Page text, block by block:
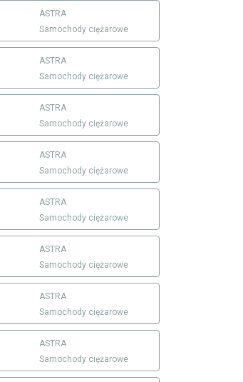
ASTRA
Samochody ciężarowe
ASTRA
Samochody ciężarowe
ASTRA
Samochody ciężarowe
ASTRA
Samochody ciężarowe
ASTRA
Samochody ciężarowe
ASTRA
Samochody ciężarowe
ASTRA
Samochody ciężarowe
ASTRA
Samochody ciężarowe